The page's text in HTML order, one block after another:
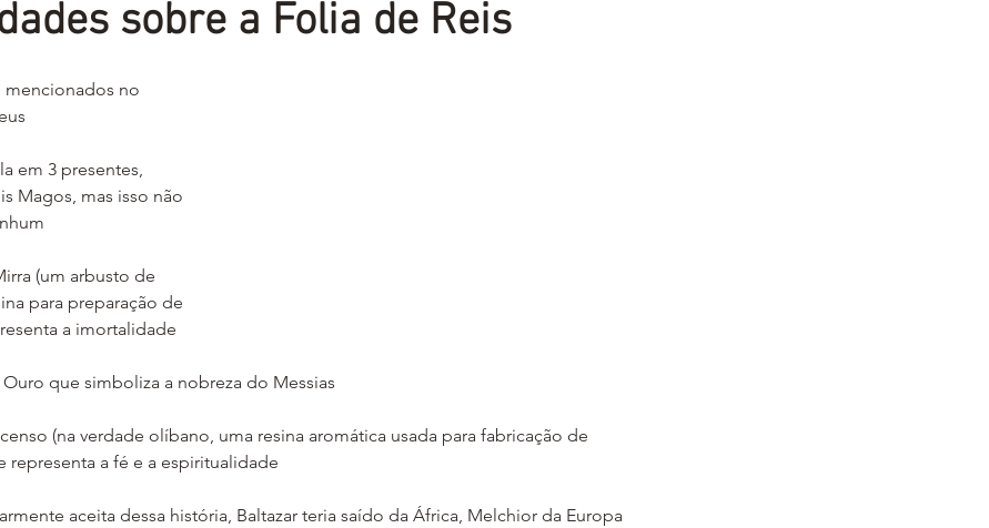
sobre a Folia de Reis
mencionados no
em 3 presentes,
Magos, mas isso não
(um arbusto de
para preparação de
a imortalidade
que simboliza a nobreza do Messias
(na verdade olíbano, uma resina aromática usada para fabricação de
representa a fé e a espiritualidade
aceita dessa história, Baltazar teria saído da África, Melchior da Europa